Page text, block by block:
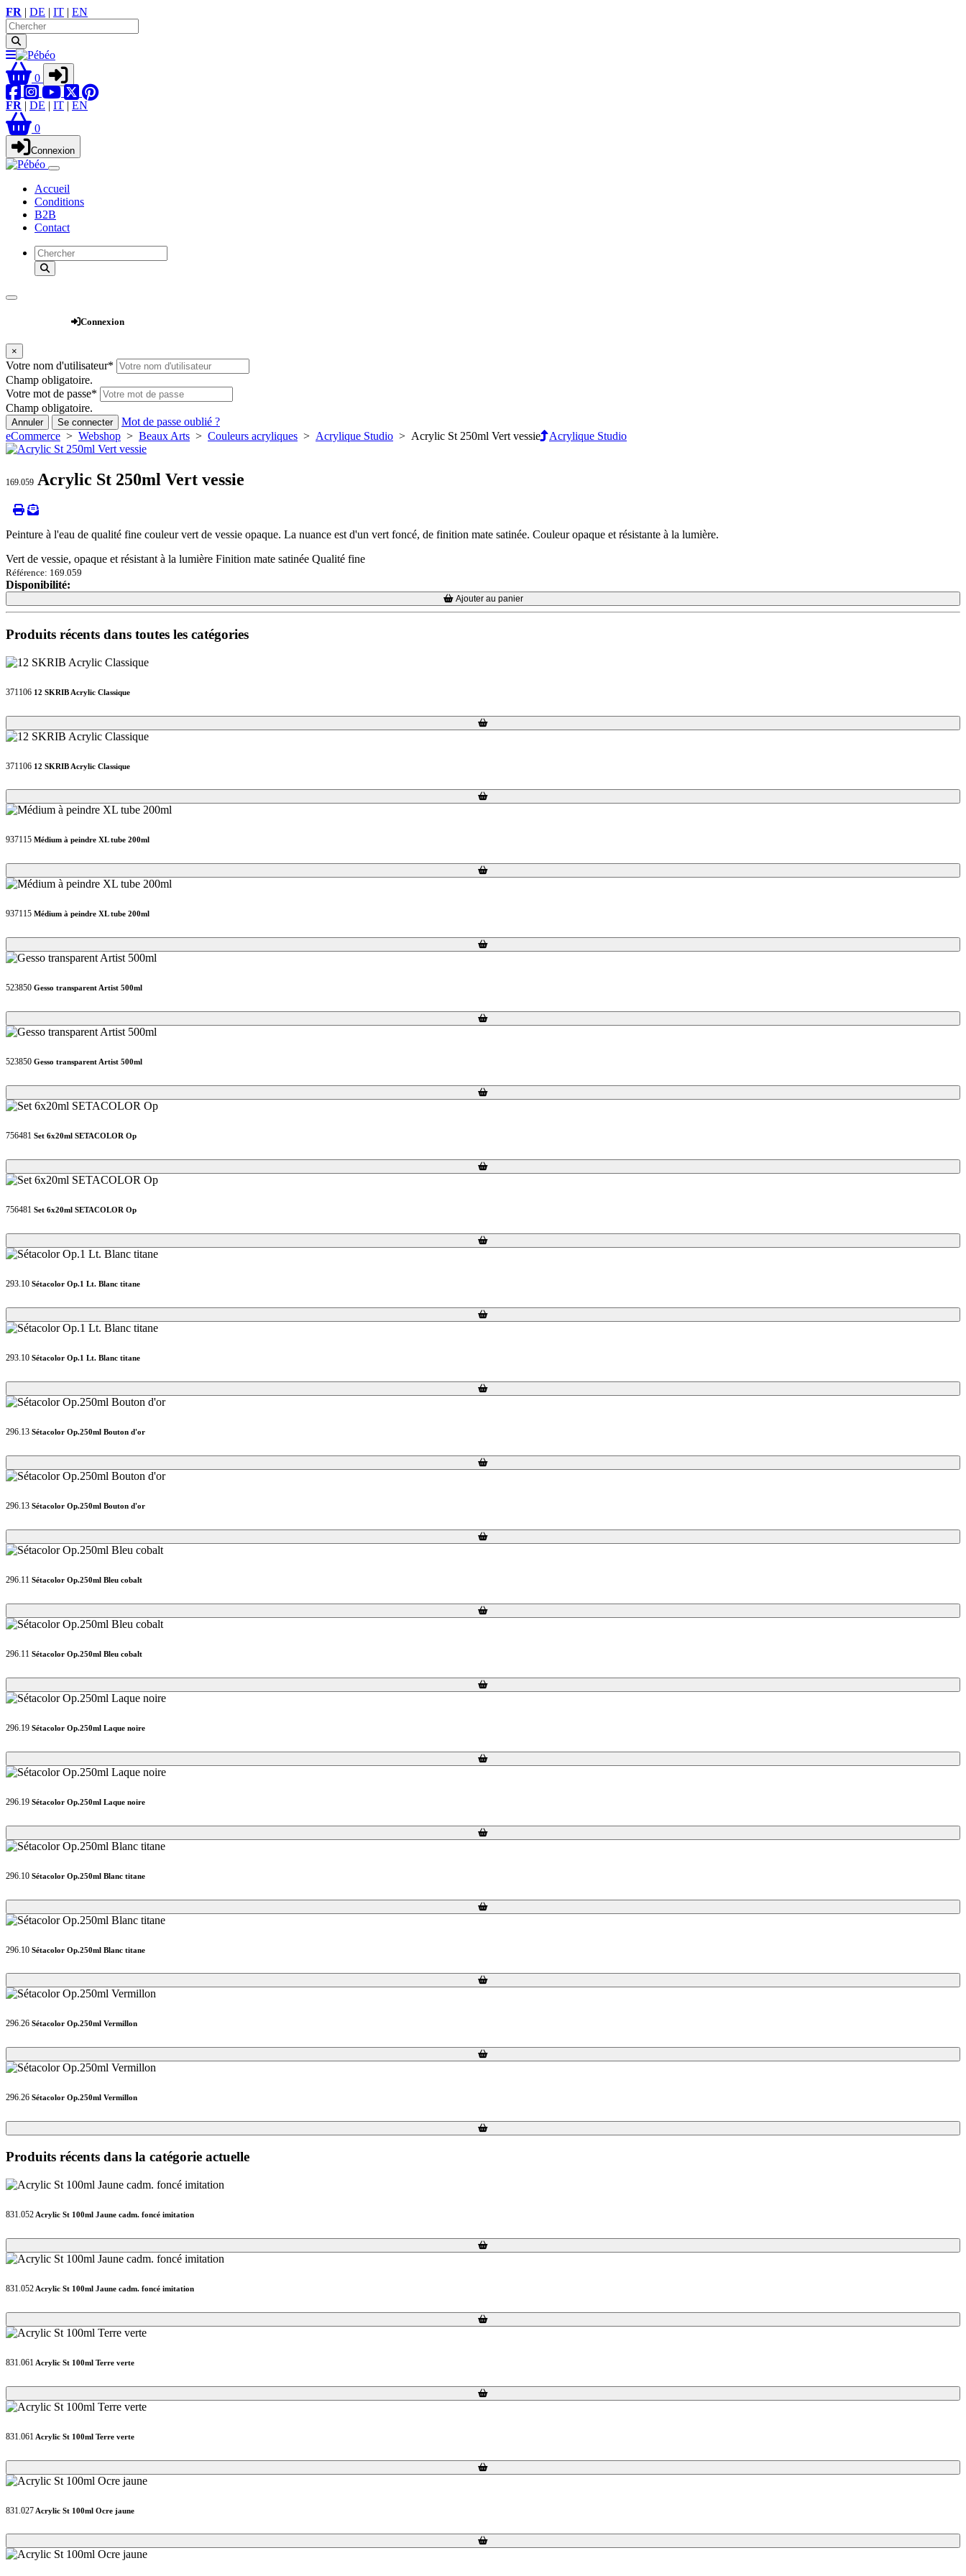
FR | DE | IT | EN
0
FR | DE | IT | EN
0
Connexion
Accueil
Conditions
B2B
Contact
Connexion
×
Votre nom d'utilisateur*
Champ obligatoire.
Votre mot de passe*
Champ obligatoire.
Annuler Se connecter
Mot de passe oublié ?
eCommerce > Webshop > Beaux Arts > Couleurs acryliques > Acrylique Studio > Acrylic St 250ml Vert vessie Acrylique Studio
169.059 Acrylic St 250ml Vert vessie
Peinture à l'eau de qualité fine couleur vert de vessie opaque. La nuance est d'un vert foncé, de finition mate satinée. Couleur opaque et résistante à la lumière.
Vert de vessie, opaque et résistant à la lumière Finition mate satinée Qualité fine
Référence: 169.059
Disponibilité:
Loading...
Loading... Ajouter au panier
Produits récents dans toutes les catégories
371106 12 SKRIB Acrylic Classique
Loading...
Loading...
371106 12 SKRIB Acrylic Classique
Loading...
Loading...
937115 Médium à peindre XL tube 200ml
Loading...
Loading...
937115 Médium à peindre XL tube 200ml
Loading...
Loading...
523850 Gesso transparent Artist 500ml
Loading...
Loading...
523850 Gesso transparent Artist 500ml
Loading...
Loading...
756481 Set 6x20ml SETACOLOR Op
Loading...
Loading...
756481 Set 6x20ml SETACOLOR Op
Loading...
Loading...
293.10 Sétacolor Op.1 Lt. Blanc titane
Loading...
Loading...
293.10 Sétacolor Op.1 Lt. Blanc titane
Loading...
Loading...
296.13 Sétacolor Op.250ml Bouton d'or
Loading...
Loading...
296.13 Sétacolor Op.250ml Bouton d'or
Loading...
Loading...
296.11 Sétacolor Op.250ml Bleu cobalt
Loading...
Loading...
296.11 Sétacolor Op.250ml Bleu cobalt
Loading...
Loading...
296.19 Sétacolor Op.250ml Laque noire
Loading...
Loading...
296.19 Sétacolor Op.250ml Laque noire
Loading...
Loading...
296.10 Sétacolor Op.250ml Blanc titane
Loading...
Loading...
296.10 Sétacolor Op.250ml Blanc titane
Loading...
Loading...
296.26 Sétacolor Op.250ml Vermillon
Loading...
Loading...
296.26 Sétacolor Op.250ml Vermillon
Loading...
Loading...
Produits récents dans la catégorie actuelle
831.052 Acrylic St 100ml Jaune cadm. foncé imitation
Loading...
Loading...
831.052 Acrylic St 100ml Jaune cadm. foncé imitation
Loading...
Loading...
831.061 Acrylic St 100ml Terre verte
Loading...
Loading...
831.061 Acrylic St 100ml Terre verte
Loading...
Loading...
831.027 Acrylic St 100ml Ocre jaune
Loading...
Loading...